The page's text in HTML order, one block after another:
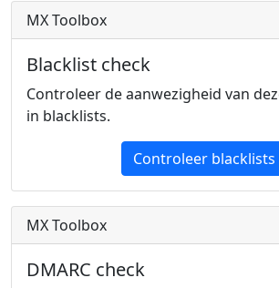
MX Toolbox
Blacklist check
Controleer de aanwezigheid van
in blacklists.
Controleer blacklists
MX Toolbox
DMARC check